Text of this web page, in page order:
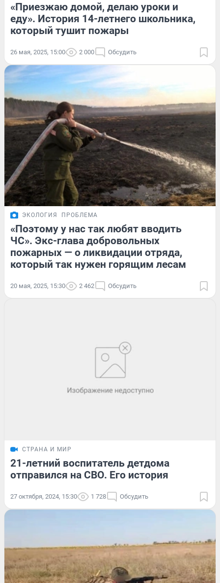
«Приезжаю домой, делаю уроки и
еду». История 14-летнего школьника,
который тушит пожары
26 мая, 2025, 15:00 2 000 Обсудить
ЭКОЛОГИЯ ПРОБЛЕМА
«Поэтому у нас так любят вводить
ЧС». Экс-глава добровольных
пожарных — о ликвидации отряда,
который так нужен горящим лесам
20 мая, 2025, 15:30 2 462 Обсудить
СТРАНА И МИР
21-летний воспитатель детдома
отправился на СВО. Его история
27 октября, 2024, 15:30 1 728 Обсудить